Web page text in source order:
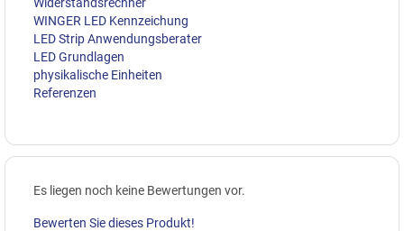
WINGER LED Kennzeichung
LED Strip Anwendungsberater
LED Grundlagen
physikalische Einheiten
Referenzen
Es liegen noch keine Bewertungen vor.
Bewerten Sie dieses Produkt!